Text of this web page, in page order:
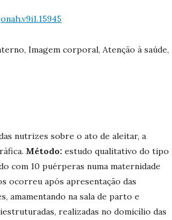
Imagem corporal, Atenção à saúde,
nutrizes sobre o ato de aleitar, a
Método: estudo qualitativo do tipo
com 10 puérperas numa maternidade
ocorreu após apresentação das
amamentando na sala de parto e
realizadas no domicílio das